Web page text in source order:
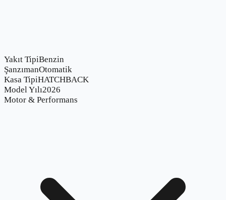
Yakıt TipiBenzin
ŞanzımanOtomatik
Kasa TipiHATCHBACK
Model Yılı2026
Motor & Performans